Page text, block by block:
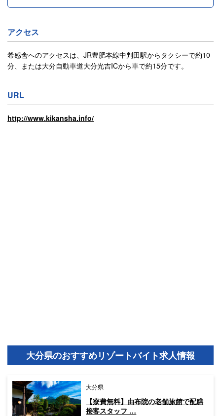
アクセス
希感舎へのアクセスは、JR豊肥本線中判田駅からタクシーで約10
分、または大分自動車道大分光吉ICから車で約15分です。
URL
http://www.kikansha.info/
大分県のおすすめリゾートバイト求人情報
大分県
【寮費無料】由布院の老舗旅館で配膳
接客スタッフ …